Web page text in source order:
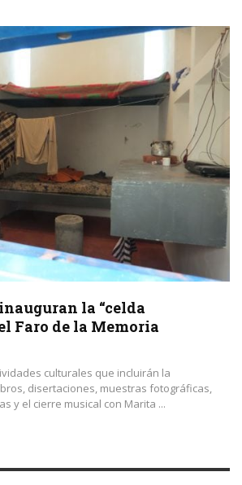
la “celda
Faro de la Memoria
culturales que incluirán la
disertaciones, muestras fotográficas,
y el cierre musical con Marita ...